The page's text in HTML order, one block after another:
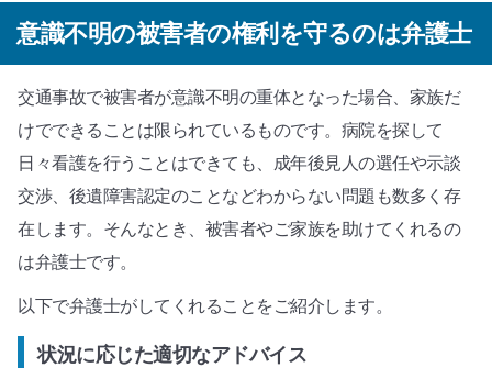
意識不明の被害者の権利を守るのは弁護士
交通事故で被害者が意識不明の重体となった場合、家族だ
けでできることは限られているものです。病院を探して
日々看護を行うことはできても、成年後見人の選任や示談
交渉、後遺障害認定のことなどわからない問題も数多く存
在します。そんなとき、被害者やご家族を助けてくれるの
は弁護士です。
以下で弁護士がしてくれることをご紹介します。
状況に応じた適切なアドバイス